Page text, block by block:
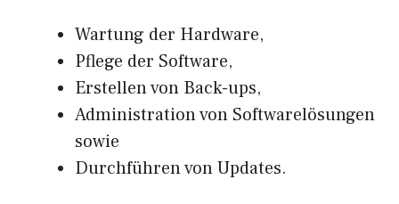
Wartung der Hardware,
Pflege der Software,
Erstellen von Back-ups,
Administration von Softwarelösungen
sowie
Durchführen von Updates.